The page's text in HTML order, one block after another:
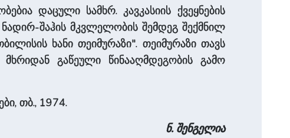
და­ცუ­ლი სამხრ. კავკასიის ქვეყნების
შაჰის მკვლელობის შემდეგ შექმნილ
ხანი თეიმურაზი". თეიმურაზი თავს
გაწეული წინააღმდეგობის გამო
თბ., 1974.
ნ. შენგელია